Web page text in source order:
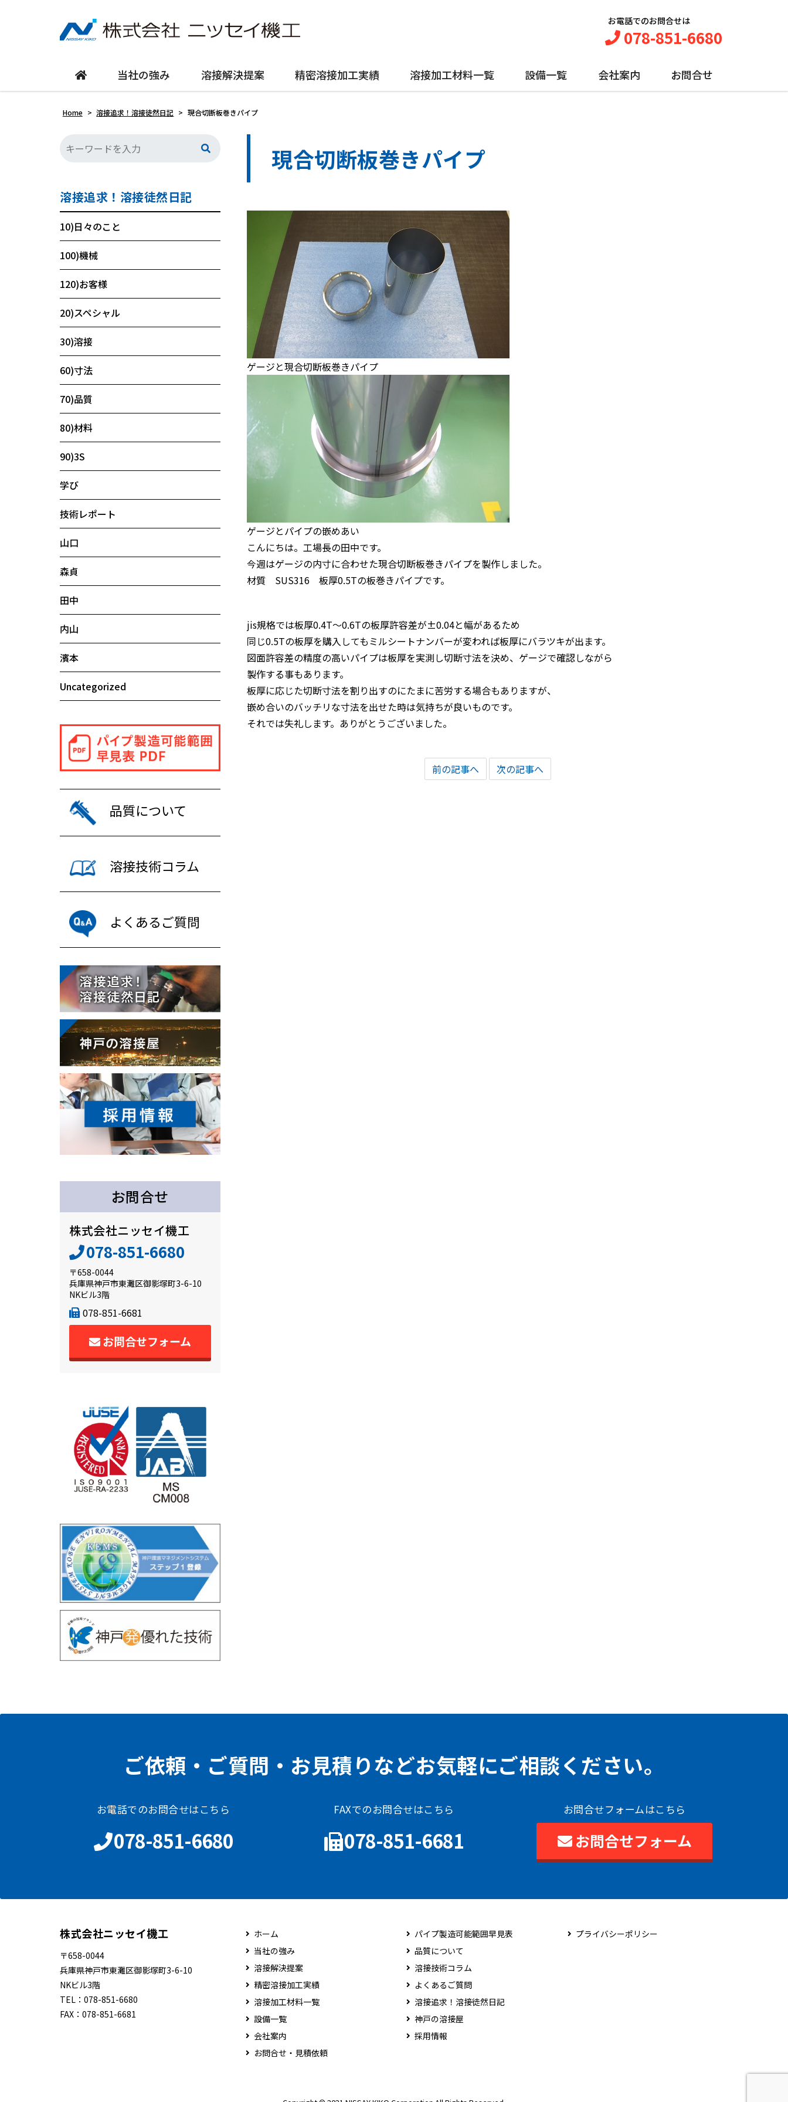
お電話でのお問合せは
078-851-6680
当社の強み 溶接解決提案 精密溶接加工実績 溶接加工材料一覧 設備一覧 会社案内 お問合せ
Home > 溶接追求！溶接徒然日記 > 現合切断板巻きパイプ
現合切断板巻きパイプ
ゲージと現合切断板巻きパイプ
ゲージとパイプの嵌めあい
こんにちは。工場長の田中です。
今週はゲージの内寸に合わせた現合切断板巻きパイプを製作しました。
材質 SUS316 板厚0.5Tの板巻きパイプです。
jis規格では板厚0.4T～0.6Tの板厚許容差が±0.04と幅があるため
同じ0.5Tの板厚を購入してもミルシートナンバーが変われば板厚にバラツキが出ます。
図面許容差の精度の高いパイプは板厚を実測し切断寸法を決め、ゲージで確認しながら
製作する事もあります。
板厚に応じた切断寸法を割り出すのにたまに苦労する場合もありますが、
嵌め合いのバッチリな寸法を出せた時は気持ちが良いものです。
それでは失礼します。ありがとうございました。
前の記事へ 次の記事へ
溶接追求！溶接徒然日記
10)日々のこと
100)機械
120)お客様
20)スペシャル
30)溶接
60)寸法
70)品質
80)材料
90)3S
学び
技術レポート
山口
森貞
田中
内山
濱本
Uncategorized
品質について
溶接技術コラム
よくあるご質問
お問合せ
株式会社ニッセイ機工
078-851-6680
〒658-0044
兵庫県神戸市東灘区御影塚町3-6-10
NKビル3階
078-851-6681
お問合せフォーム
ご依頼・ご質問・お見積りなどお気軽にご相談ください。
お電話でのお問合せはこちら
078-851-6680
FAXでのお問合せはこちら
078-851-6681
お問合せフォームはこちら
お問合せフォーム
株式会社ニッセイ機工
〒658-0044
兵庫県神戸市東灘区御影塚町3-6-10
NKビル3階
TEL： 078-851-6680
FAX： 078-851-6681
ホーム
当社の強み
溶接解決提案
精密溶接加工実績
溶接加工材料一覧
設備一覧
会社案内
お問合せ・見積依頼
パイプ製造可能範囲早見表
品質について
溶接技術コラム
よくあるご質問
溶接追求！溶接徒然日記
神戸の溶接屋
採用情報
プライバシーポリシー